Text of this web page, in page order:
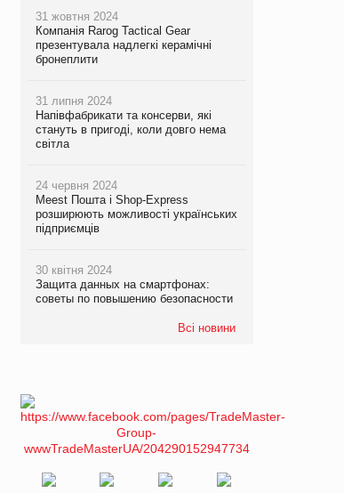
кампанію «Хто б знав» про
асортимент, якого покупці
не очікують побачити на
31 жовтня 2024
Компанія Rarog Tactical Gear
презентувала надлегкі керамічні
бронеплити
31 липня 2024
Напівфабрикати та консерви, які
стануть в пригоді, коли довго нема
світла
24 червня 2024
Meest Пошта і Shop-Express
розширюють можливості українських
підприємців
30 квітня 2024
Защита данных на смартфонах:
советы по повышению безопасности
Всі новини